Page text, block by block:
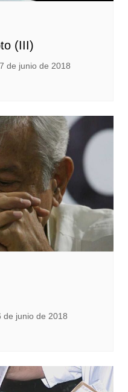
(III)
7 de junio de 2018
de junio de 2018